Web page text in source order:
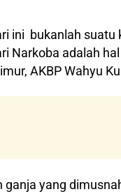
ini bukanlah
Narkoba adalah
AKBP Wahyu
yang